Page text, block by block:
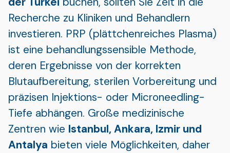
Recherche zu Kliniken und Behandlern
investieren. PRP (plättchenreiches Plasma)
ist eine behandlungssensible Methode,
deren Ergebnisse von der korrekten
Blutaufbereitung, sterilen Vorbereitung und
präzisen Injektions- oder Microneedling-
Tiefe abhängen. Große medizinische
Zentren wie Istanbul, Ankara, Izmir und
Antalya bieten viele Möglichkeiten, daher